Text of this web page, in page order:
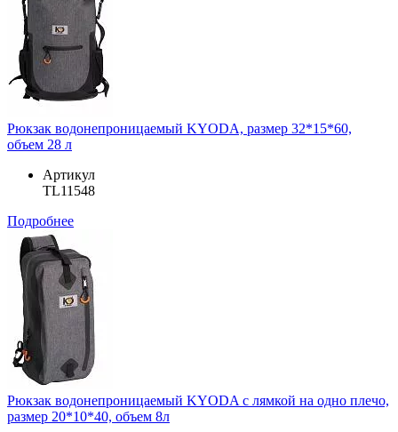
Рюкзак водонепроницаемый KYODA, размер 32*15*60,
объем 28 л
Артикул
TL11548
Подробнее
Рюкзак водонепроницаемый KYODA с лямкой на одно плечо,
размер 20*10*40, объем 8л